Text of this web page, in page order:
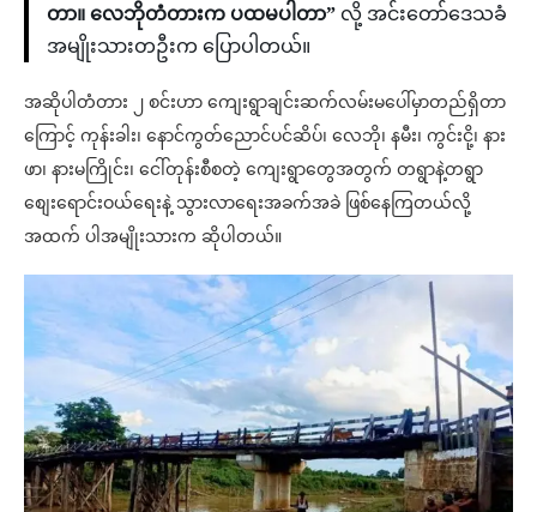
တာ။ လေဘိုတံတားက ပထမပါတာ” လို့ အင်းတော်ဒေသခံ
အမျိုးသားတဦးက ပြောပါတယ်။
အဆိုပါတံတား ၂ စင်းဟာ ကျေးရွာချင်းဆက်လမ်းမပေါ်မှာတည်ရှိတာ
ကြောင့် ကုန်းခါး၊ နောင်ကွတ်ညောင်ပင်ဆိပ်၊ လေဘို၊ နမီး၊ ကွင်းငို့၊ နား
ဖာ၊ နားမကြိုင်း၊ ငေါ်တုန်းစီစတဲ့ ကျေးရွာတွေအတွက် တရွာနဲ့တရွာ
စျေးရောင်းဝယ်ရေးနဲ့ သွားလာရေးအခက်အခဲ ဖြစ်နေကြတယ်လို့
အထက် ပါအမျိုးသားက ဆိုပါတယ်။